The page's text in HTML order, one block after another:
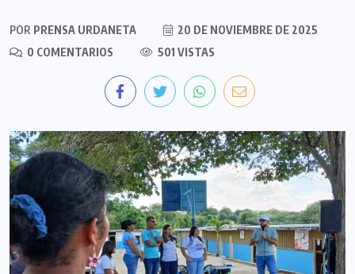
POR PRENSA URDANETA
20 DE NOVIEMBRE DE 2025
0 COMENTARIOS
501 VISTAS